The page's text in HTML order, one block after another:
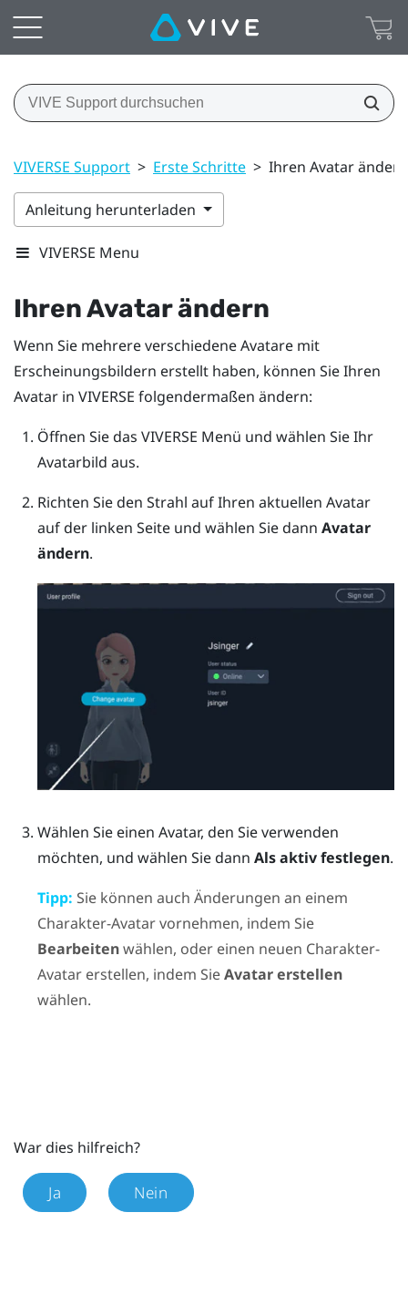
VIVERSE Support > Erste Schritte > Ihren Avatar ändern
Anleitung herunterladen
VIVERSE Menu
Ihren Avatar ändern
Wenn Sie mehrere verschiedene Avatare mit
Erscheinungsbildern erstellt haben, können Sie Ihren
Avatar in VIVERSE folgendermaßen ändern:
Öffnen Sie das VIVERSE Menü und wählen Sie Ihr
Avatarbild aus.
Richten Sie den Strahl auf Ihren aktuellen Avatar
auf der linken Seite und wählen Sie dann Avatar
ändern.
Wählen Sie einen Avatar, den Sie verwenden
möchten, und wählen Sie dann Als aktiv festlegen.
Tipp: Sie können auch Änderungen an einem
Charakter-Avatar vornehmen, indem Sie
Bearbeitenwählen, oder einen neuen Charakter-
Avatar erstellen, indem SieAvatar erstellen
wählen.
War dies hilfreich?
Ja Nein